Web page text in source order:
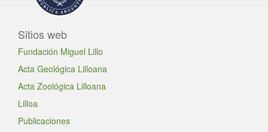
Sitios web
Fundación Miguel Lillo
Acta Geológica Lilloana
Acta Zoológica Lilloana
Lilloa
Publicaciones